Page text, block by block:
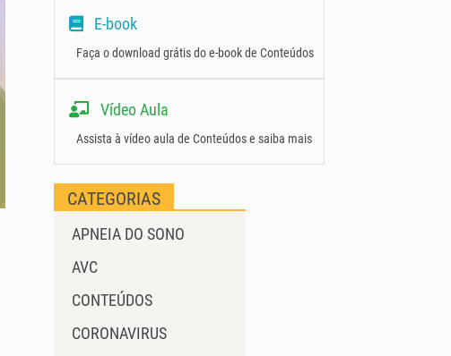
E-book
Faça o download grátis do e-book de Conteúdos
Vídeo Aula
Assista à vídeo aula de Conteúdos e saiba mais
CATEGORIAS
APNEIA DO SONO
AVC
CONTEÚDOS
CORONAVIRUS